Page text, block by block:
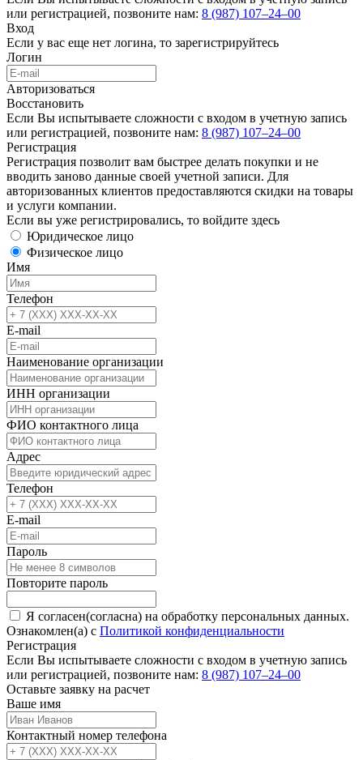
или регистрацией, позвоните нам: 8 (987) 107‒24‒00
Вход
Если у вас еще нет логина, то зарегистрируйтесь
Логин
Авторизоваться
Восстановить
Если Вы испытываете сложности с входом в учетную запись
или регистрацией, позвоните нам: 8 (987) 107‒24‒00
Регистрация
Регистрация позволит вам быстрее делать покупки и не
вводить заново данные своей учетной записи. Для
авторизованных клиентов предоставляются скидки на товары
и услуги компании.
Если вы уже регистрировались, то войдите здесь
Юридическое лицо
Физическое лицо
Имя
Телефон
E-mail
Наименование организации
ИНН организации
ФИО контактного лица
Адрес
Телефон
E-mail
Пароль
Повторите пароль
Я согласен(согласна) на обработку персональных данных.
Ознакомлен(а) с Политикой конфиденциальности
Регистрация
Если Вы испытываете сложности с входом в учетную запись
или регистрацией, позвоните нам: 8 (987) 107‒24‒00
Оставьте заявку на расчет
Ваше имя
Контактный номер телефона